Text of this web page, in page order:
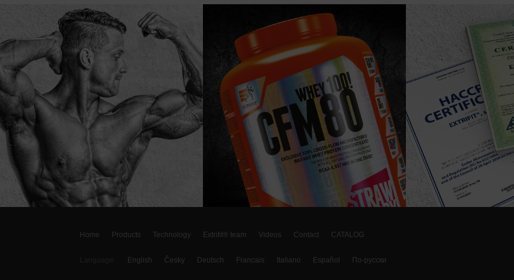
Home Products Technology Extrifit® team Videos Contact CATALOG
English Česky Deutsch Francais Italiano Español По-русски